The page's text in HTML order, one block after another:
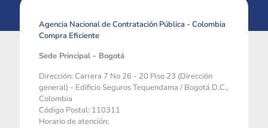
Agencia Nacional de Contratación Pública - Colombia
Compra Eficiente
Sede Principal - Bogotá
Dirección: Carrera 7 No 26 - 20 Piso 23 (Dirección
general) - Edificio Seguros Tequendama / Bogotá D.C.,
Colombia
Código Postal: 110311
Horario de atención: